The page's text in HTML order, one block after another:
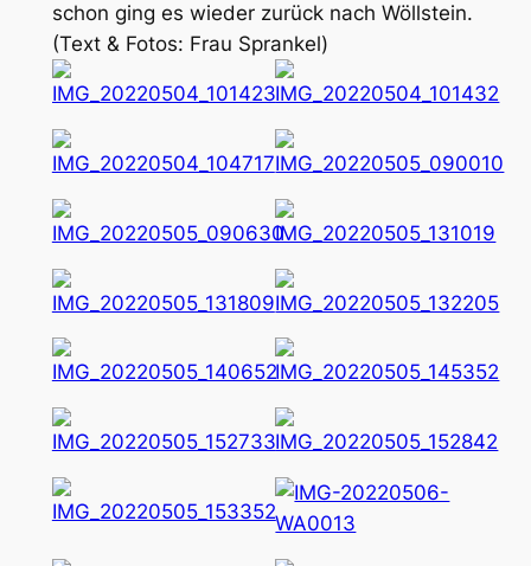
schon ging es wieder zurück nach Wöllstein.
(Text & Fotos: Frau Sprankel)